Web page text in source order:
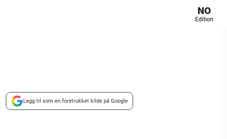
NO
Edition
Legg til som en foretrukket kilde på Google